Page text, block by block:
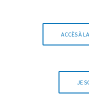
ACCÈS À
JE